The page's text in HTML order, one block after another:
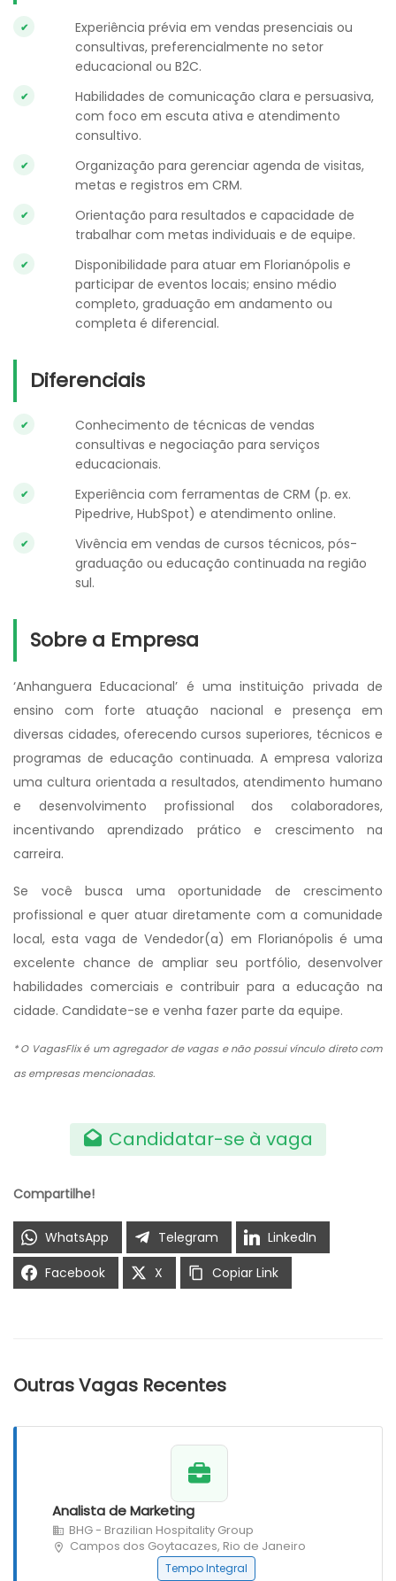
Experiência prévia em vendas presenciais ou
consultivas, preferencialmente no setor
educacional ou B2C.
Habilidades de comunicação clara e persuasiva,
com foco em escuta ativa e atendimento
consultivo.
Organização para gerenciar agenda de visitas,
metas e registros em CRM.
Orientação para resultados e capacidade de
trabalhar com metas individuais e de equipe.
Disponibilidade para atuar em Florianópolis e
participar de eventos locais; ensino médio
completo, graduação em andamento ou
completa é diferencial.
Diferenciais
Conhecimento de técnicas de vendas
consultivas e negociação para serviços
educacionais.
Experiência com ferramentas de CRM (p. ex.
Pipedrive, HubSpot) e atendimento online.
Vivência em vendas de cursos técnicos, pós-
graduação ou educação continuada na região
sul.
Sobre a Empresa
‘Anhanguera Educacional’ é uma instituição privada de
ensino com forte atuação nacional e presença em
diversas cidades, oferecendo cursos superiores, técnicos e
programas de educação continuada. A empresa valoriza
uma cultura orientada a resultados, atendimento humano
e desenvolvimento profissional dos colaboradores,
incentivando aprendizado prático e crescimento na
carreira.
Se você busca uma oportunidade de crescimento
profissional e quer atuar diretamente com a comunidade
local, esta vaga de Vendedor(a) em Florianópolis é uma
excelente chance de ampliar seu portfólio, desenvolver
habilidades comerciais e contribuir para a educação na
cidade. Candidate-se e venha fazer parte da equipe.
* O VagasFlix é um agregador de vagas e não possui vínculo direto com
as empresas mencionadas.
Candidatar-se à vaga
Compartilhe!
WhatsApp Telegram
LinkedIn
Facebook
X Copiar Link
Outras Vagas Recentes
Analista de Marketing
BHG - Brazilian Hospitality Group
Campos dos Goytacazes, Rio de Janeiro
Tempo Integral